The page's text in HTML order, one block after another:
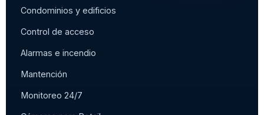
Condominios y edificios
Control de acceso
Alarmas e incendio
Mantención
Monitoreo 24/7